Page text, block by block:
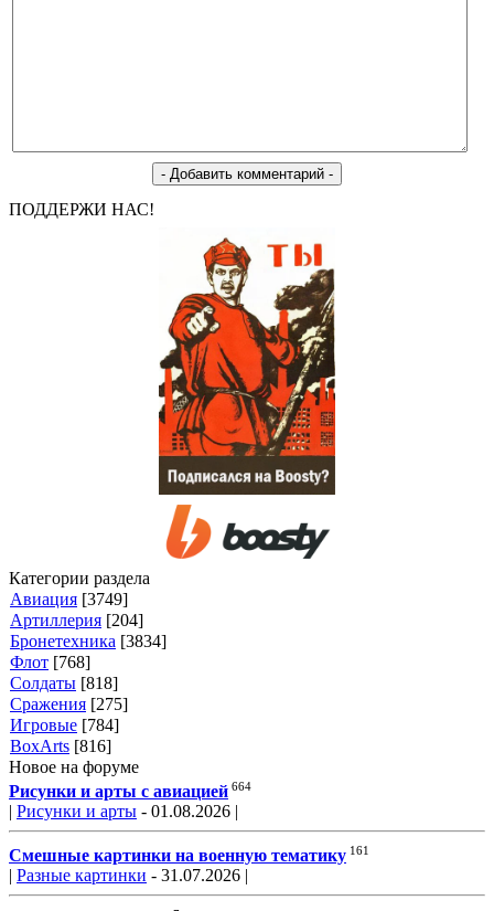
ПОДДЕРЖИ НАС!
Категории раздела
Авиация [3749]
Артиллерия [204]
Бронетехника [3834]
Флот [768]
Солдаты [818]
Сражения [275]
Игровые [784]
BoxArts [816]
Новое на форуме
Рисунки и арты с авиацией 664
| Рисунки и арты - 01.08.2026 |
Смешные картинки на военную тематику 161
Разные картинки - 31.07.2026 |